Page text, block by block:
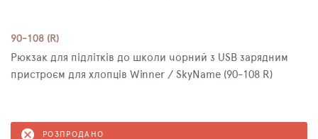
90-108 (R)
Рюкзак для підлітків до школи чорний з USB зарядним
пристроєм для хлопців Winner / SkyName (90-108 R)
РОЗПРОДАНО